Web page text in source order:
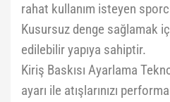
rahat kullanım isteyen
Kusursuz denge sağlamak
edilebilir yapıya sahiptir.
Kiriş Baskısı Ayarlama
ayarı ile atışlarınızı